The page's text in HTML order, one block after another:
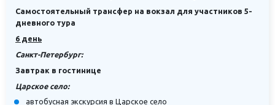
Самостоятельный трансфер на вокзал для участников 5-
дневного тура
6 день
Санкт-Петербург:
Завтрак в гостинице
Царское село:
автобусная экскурсия в Царское село